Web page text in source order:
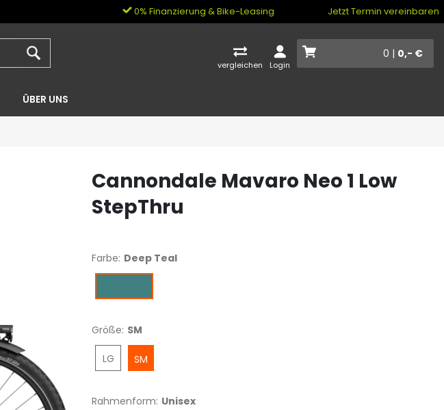
0% Finanzierung & Bike-Leasing Jetzt Termin vereinbaren
vergleichen Login
0 | 0,- €
ÜBER UNS
Cannondale Mavaro Neo 1 Low
StepThru
Farbe: Deep Teal
Größe: SM
LG SM
Rahmenform: Unisex